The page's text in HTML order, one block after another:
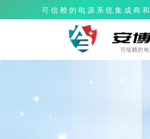
可 信 赖 的 电 源 系 统 集 成 商